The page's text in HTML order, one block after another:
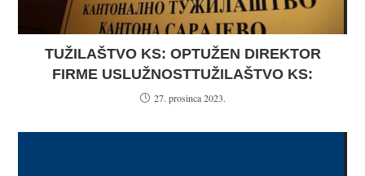
TUŽILAŠTVO KS: OPTUŽEN DIREKTOR
FIRME USLUŽNOSTTUŽILAŠTVO KS:
27. prosinca 2023.